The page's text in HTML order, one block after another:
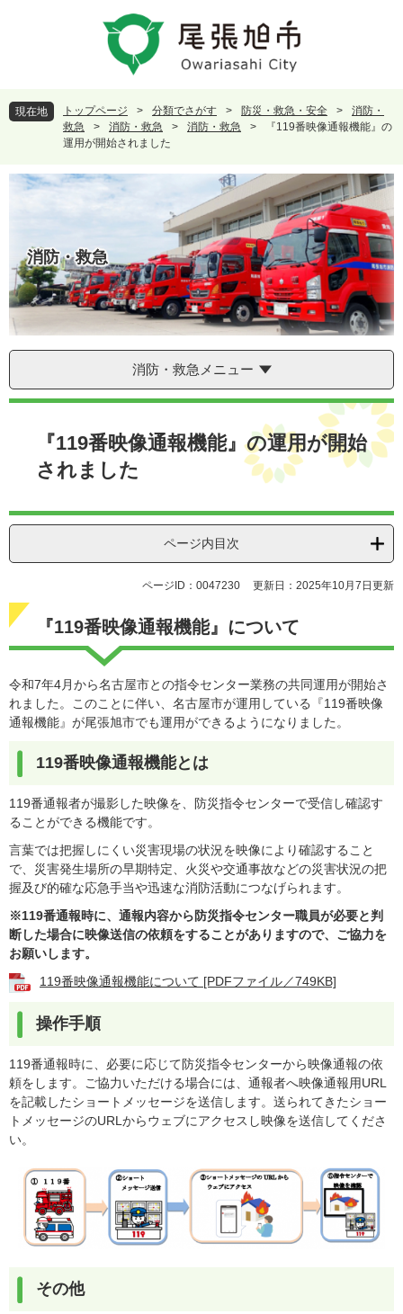
頭
で
飛
ば
現在地 トップページ > 分類でさがす > 防災・救急・安全 >
消防・
救急
> 消防・救急 > 消防・救急 >
『119番映像通報機能』の
運用が開始されました
消防・救急
消防・救急メニュー
本
『119番映像通報機能』の運用が開始
されました
ページ内目次
ページID：0047230 更新日：2025年10月7日更新
『119番映像通報機能』について
令和7年4月から名古屋市との指令センター業務の共同運用が開始さ
れました。このことに伴い、名古屋市が運用している『119番映像
通報機能』が尾張旭市でも運用ができるようになりました。
119番映像通報機能とは
119番通報者が撮影した映像を、防災指令センターで受信し確認す
ることができる機能です。
言葉では把握しにくい災害現場の状況を映像により確認すること
で、災害発生場所の早期特定、火災や交通事故などの災害状況の把
握及び的確な応急手当や迅速な消防活動につなげられます。
※119番通報時に、通報内容から防災指令センター職員が必要と判
断した場合に映像送信の依頼をすることがありますので、ご協力を
お願いします。
119番映像通報機能について [PDFファイル／749KB]
操作手順
119番通報時に、必要に応じて防災指令センターから映像通報の依
頼をします。ご協力いただける場合には、通報者へ映像通報用URL
を記載したショートメッセージを送信します。送られてきたショー
トメッセージのURLからウェブにアクセスし映像を送信してくださ
い。
その他